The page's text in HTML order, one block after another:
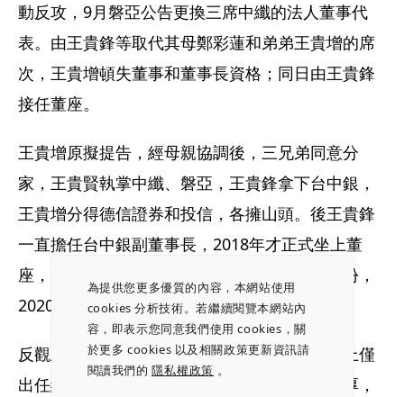
為提供您更多優質的內容，本網站使用
cookies 分析技術。若繼續閱覽本網站內
容，即表示您同意我們使用 cookies，關
於更多 cookies 以及相關政策更新資訊請
閱讀我們的隱私權政策 。
動反攻，9月磐亞公告更換三席中纖的法人董事代
表。由王貴鋒等取代其母鄭彩蓮和弟弟王貴增的席
次，王貴增頓失董事和董事長資格；同日由王貴鋒
接任董座。
王貴增原擬提告，經母親協調後，三兄弟同意分
家，王貴賢執掌中纖、磐亞，王貴鋒拿下台中銀，
王貴增分得德信證券和投信，各擁山頭。後王貴鋒
一直擔任台中銀副董事長，2018年才正式坐上董
座，隔年以台中銀逐步承接德信證券和投信股份，
2020年將之更名為台中銀證券與投信。
反觀王貴增卻是逐步淡出家族公司董事，台面上僅
出任紅酒通路「金醇臻品」負責人，但身家雄厚，